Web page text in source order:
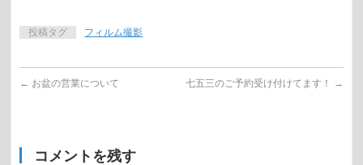
投稿タグ フィルム撮影
← お盆の営業について 七五三のご予約受け付けてます！ →
コメントを残す